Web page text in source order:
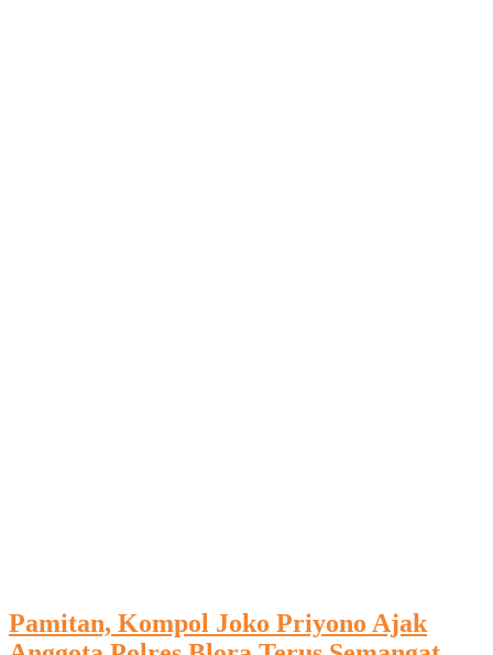
Pamitan, Kompol Joko Priyono Ajak